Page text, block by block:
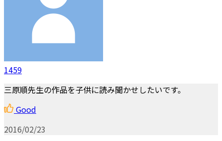
1459
三原順先生の作品を子供に読み聞かせしたいです。
Good
2016/02/23